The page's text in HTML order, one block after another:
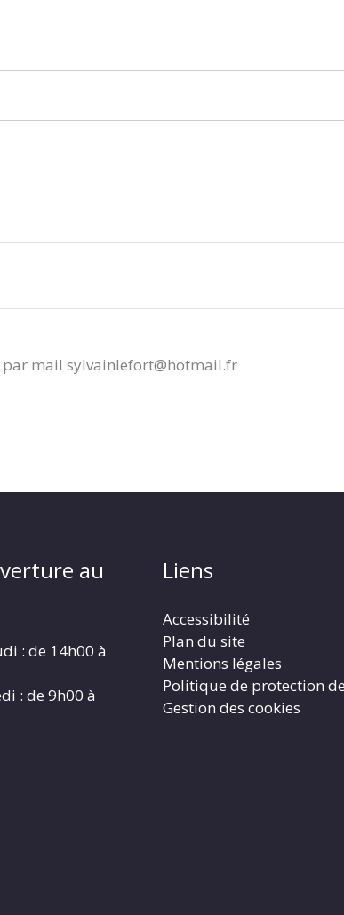
par mail sylvainlefort@hotmail.fr
au
: de 14h00 à
: de 9h00 à
Liens
Accessibilité
Plan du site
Mentions légales
Politique de protection
Gestion des cookies